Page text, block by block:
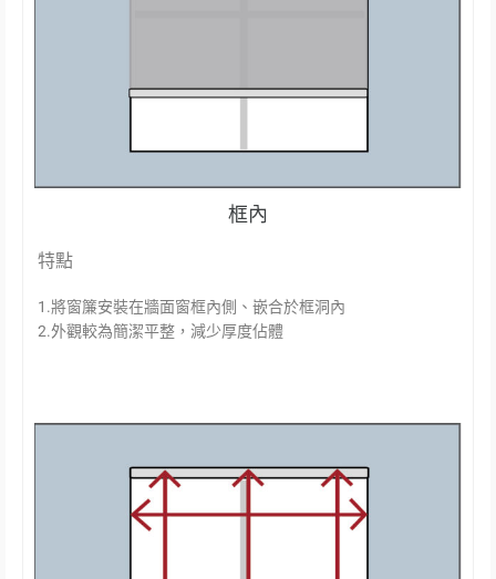
框內
特點
1.將窗簾安裝在牆面窗框內側、嵌合於框洞內
2.外觀較為簡潔平整，減少厚度佔體